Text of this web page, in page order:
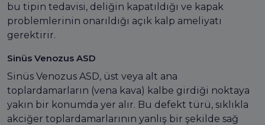
bu tipin tedavisi, deliğin kapatıldığı ve kapak
problemlerinin onarıldığı açık kalp ameliyatı
gerektirir.
Sinüs Venozus ASD
Sinüs Venozus ASD, üst veya alt ana
toplardamarların (vena kava) kalbe girdiği noktaya
yakın bir konumda yer alır. Bu defekt türü, sıklıkla
akciğer toplardamarlarının yanlış bir şekilde sağ